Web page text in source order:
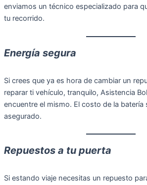
enviamos un técnico especializado para
tu recorrido.
Energía segura
Si crees que ya es hora de cambiar un
reparar ti vehículo, tranquilo, Asistencia
encuentre el mismo. El costo de la batería
asegurado.
Repuestos a tu puerta
Si estando viaje necesitas un repuesto